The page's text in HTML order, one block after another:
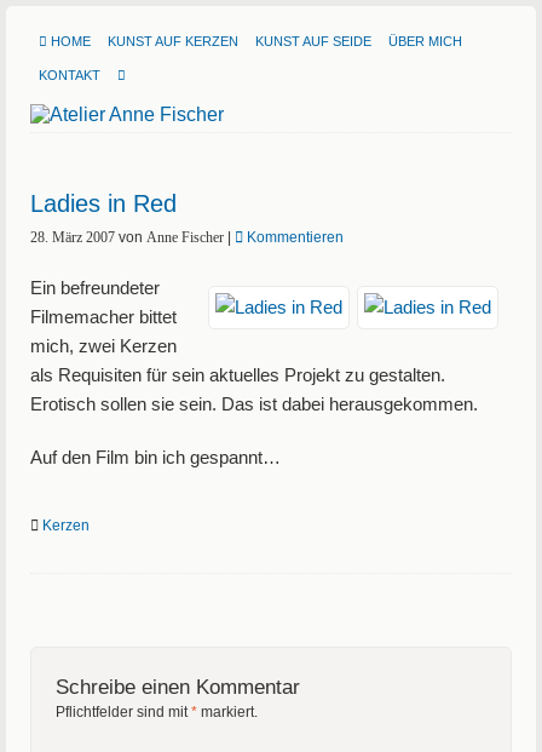
HOME KUNST AUF KERZEN KUNST AUF SEIDE ÜBER MICH
KONTAKT
Ladies in Red
28. März 2007 von Anne Fischer Kommentieren
Ein befreundeter
Filmemacher bittet
mich, zwei Kerzen
als Requisiten für sein aktuelles Projekt zu gestalten.
Erotisch sollen sie sein. Das ist dabei herausgekommen.
Auf den Film bin ich gespannt…
Kerzen
Schreibe einen Kommentar
Pflichtfelder sind mit * markiert.